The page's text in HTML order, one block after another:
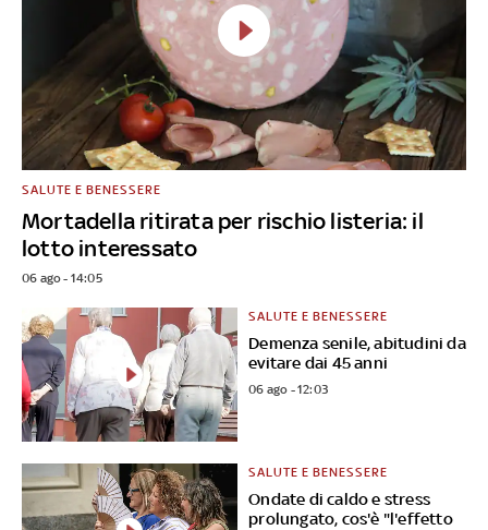
Mortadella ritirata per rischio listeria: il
lotto interessato
SALUTE E BENESSERE
06 ago - 14:05
Demenza senile, abitudini da
evitare dai 45 anni
SALUTE E BENESSERE
06 ago - 12:03
Ondate di caldo e stress
prolungato, cos'è "l'effetto
SALUTE E BENESSERE